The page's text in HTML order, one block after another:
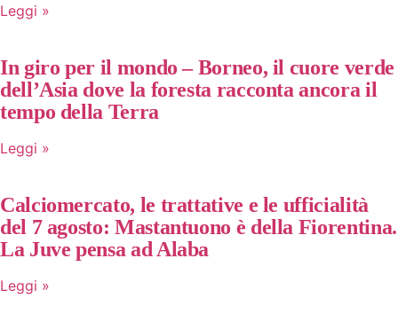
Leggi »
In giro per il mondo – Borneo, il cuore verde
dell’Asia dove la foresta racconta ancora il
tempo della Terra
Leggi »
Calciomercato, le trattative e le ufficialità
del 7 agosto: Mastantuono è della Fiorentina.
La Juve pensa ad Alaba
Leggi »